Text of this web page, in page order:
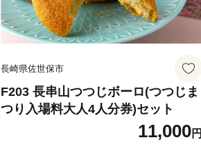
長崎県佐世保市
F203 長串山つつじボーロ(つつじま
つり入場料大人4人分券)セット
11,000円